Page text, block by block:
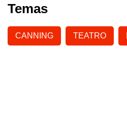
Temas
CANNING TEATRO